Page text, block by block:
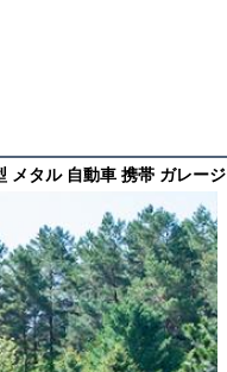
メタル 自動車 携帯 ガレージ